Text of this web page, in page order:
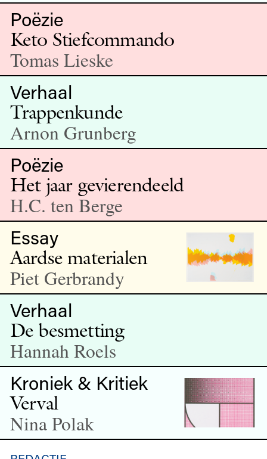
Poëzie
Keto Stiefcommando
Tomas Lieske
Verhaal
Trappenkunde
Arnon Grunberg
Poëzie
Het jaar gevierendeeld
H.C. ten Berge
Essay
Aardse materialen
Piet Gerbrandy
Verhaal
De besmetting
Hannah Roels
Kroniek & Kritiek
Verval
Nina Polak